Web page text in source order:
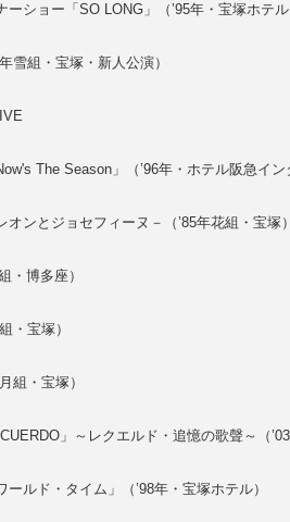
ショー「SO LONG」（’95年・宝塚ホテル
雪組・宝塚・新人公演）
The Season」（’96年・ホテル阪急イン
ンとジョセフィーヌ－（’85年花組・宝塚）
・博多座）
・宝塚）
組・宝塚）
」～レクエルド・追憶の歌聲～（’03
ルド・タイム」（’98年・宝塚ホテル）